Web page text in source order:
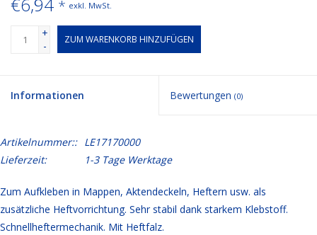
€6,94 * exkl. MwSt.
+
-
ZUM WARENKORB HINZUFÜGEN
Informationen Bewertungen (0)
Artikelnummer:: LE17170000
Lieferzeit:
1-3 Tage Werktage
Zum Aufkleben in Mappen, Aktendeckeln, Heftern usw. als
zusätzliche Heftvorrichtung. Sehr stabil dank starkem Klebstoff.
Schnellheftermechanik. Mit Heftfalz.